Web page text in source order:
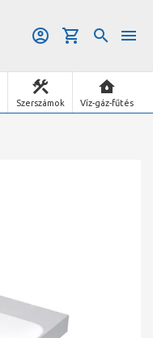
Szerszámok Víz-gáz-fűtés